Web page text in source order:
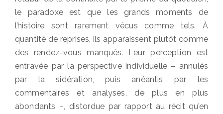
le paradoxe est que les grands moments de
l’histoire sont rarement vécus comme tels. À
quantité de reprises, ils apparaissent plutôt comme
des rendez-vous manqués. Leur perception est
entravée par la perspective individuelle – annulés
par la sidération, puis anéantis par les
commentaires et analyses, de plus en plus
abondants –, distordue par rapport au récit qu’en